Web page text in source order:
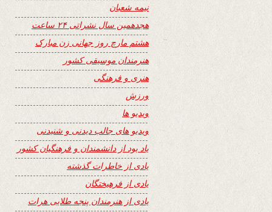
نیمه شعبان
هجدهمین سال نشراتی ۲۴ ساعت
هشتم مارچ روز جهانی زن مبارک
هنرمندان موسیقی کشور
هنری و فرهنگی
ورزش
ویدیو ها
ویدیو های جالب دیدنی و شنیدنی
یاد بود از دانشمندان و فرهنگیان کشور
یادی از خاطرات گذشته
یادی از فرهیختگان
یادی از هنرمندان پنجه طلایی هرات